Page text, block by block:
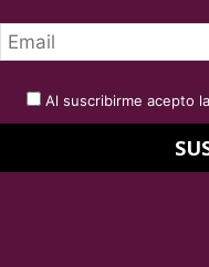
de
de
de Miami que
Al suscribirme acepto